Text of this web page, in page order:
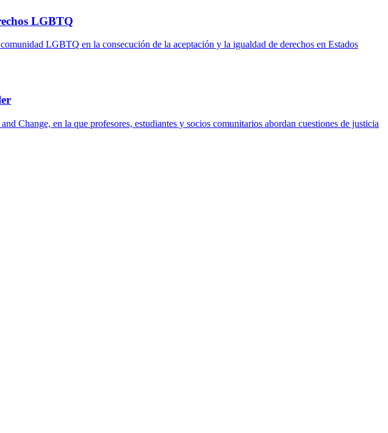
LGBTQ
LGBTQ en la consecución de la aceptación y la igualdad de derechos en Estados
Change, en la que profesores, estudiantes y socios comunitarios abordan cuestiones de justicia